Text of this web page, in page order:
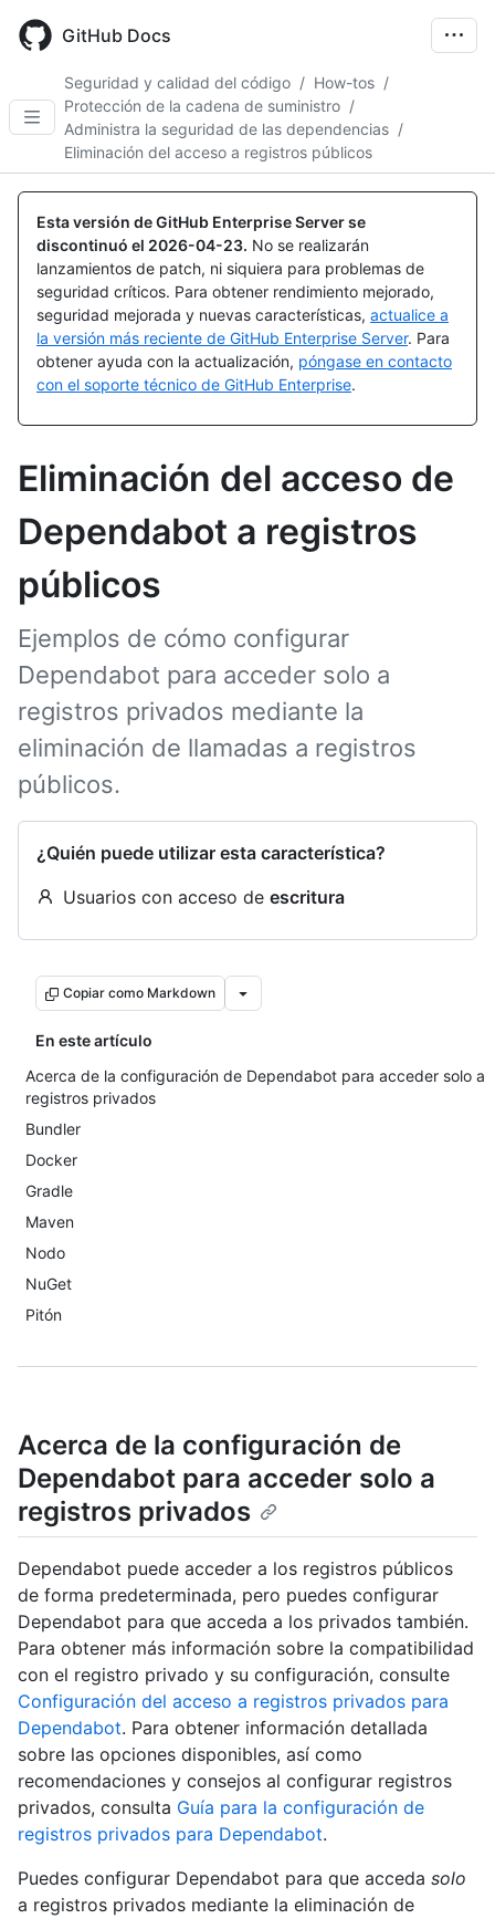
main
GitHub Docs
Seguridad y calidad del código / How-tos /
Protección de la cadena de suministro /
Administra la seguridad de las dependencias /
Eliminación del acceso a registros públicos
Esta versión de GitHub Enterprise Server se
discontinuó el 2026-04-23. No se realizarán
lanzamientos de patch, ni siquiera para problemas de
seguridad críticos. Para obtener rendimiento mejorado,
seguridad mejorada y nuevas características, actualice a
la versión más reciente de GitHub Enterprise Server. Para
obtener ayuda con la actualización, póngase en contacto
con el soporte técnico de GitHub Enterprise.
Eliminación del acceso de
Dependabot a registros
públicos
Ejemplos de cómo configurar
Dependabot para acceder solo a
registros privados mediante la
eliminación de llamadas a registros
públicos.
¿Quién puede utilizar esta característica?
Usuarios con acceso de escritura
Copiar como Markdown
En este artículo
Acerca de la configuración de Dependabot para acceder solo a
registros privados
Bundler
Docker
Gradle
Maven
Nodo
NuGet
Pitón
Acerca de la configuración de
Dependabot para acceder solo a
registros privados
Dependabot puede acceder a los registros públicos
de forma predeterminada, pero puedes configurar
Dependabot para que acceda a los privados también.
Para obtener más información sobre la compatibilidad
con el registro privado y su configuración, consulte
Configuración del acceso a registros privados para
Dependabot. Para obtener información detallada
sobre las opciones disponibles, así como
recomendaciones y consejos al configurar registros
privados, consulta Guía para la configuración de
registros privados para Dependabot.
Puedes configurar Dependabot para que acceda solo
a registros privados mediante la eliminación de